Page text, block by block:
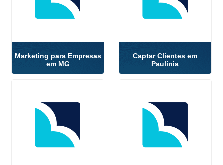
Marketing para Empresas
em MG
Captar Clientes em
Paulínia